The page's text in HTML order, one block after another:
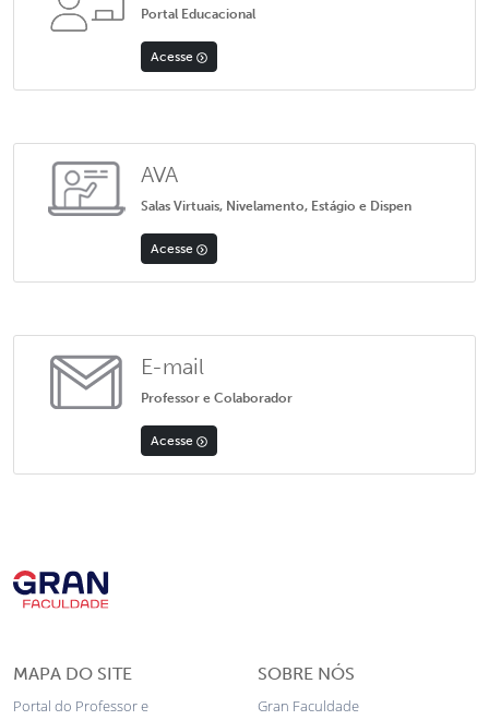
Portal Educacional
Acesse
AVA
Salas Virtuais, Nivelamento, Estágio e Dispen
Acesse
E-mail
Professor e Colaborador
Acesse
MAPA DO SITE
Portal do Professor e
SOBRE NÓS
Gran Faculdade